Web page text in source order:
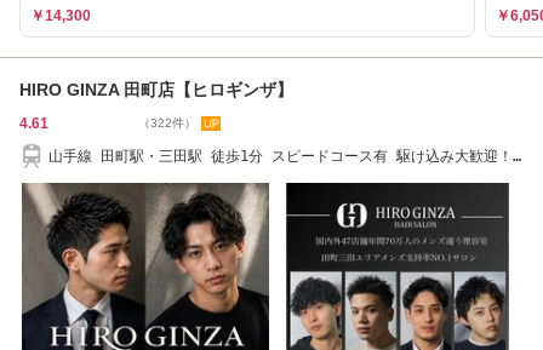
￥14,300 ￥
HIRO GINZA 田町店【ヒロギンザ】
4.61 （322件）
山手線 田町駅・三田駅 徒歩1分 スピードコース有 駆け込み大歓迎！